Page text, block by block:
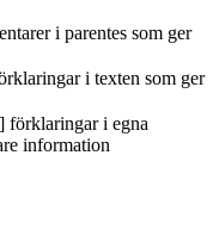
i parentes som ger
i texten som ger
förklaringar i egna
information